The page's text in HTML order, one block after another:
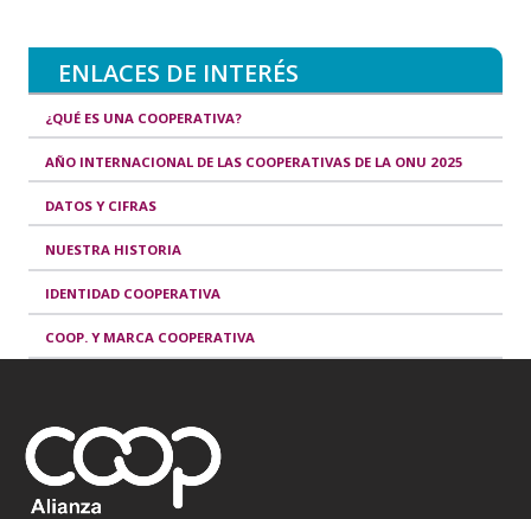
ENLACES DE INTERÉS
¿QUÉ ES UNA COOPERATIVA?
AÑO INTERNACIONAL DE LAS COOPERATIVAS DE LA ONU 2025
DATOS Y CIFRAS
NUESTRA HISTORIA
IDENTIDAD COOPERATIVA
COOP. Y MARCA COOPERATIVA